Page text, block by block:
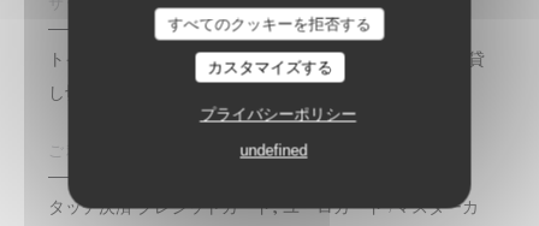
すべてのクッキーを拒否する
カスタマイズする
プライバシーポリシー
undefined
トイレと障害者アクセス, 取り除く, 無料の専用駐車場, 貸
し切り, テラス, バリアフリーアクセス, WI-FI
ご利用可能なお支払い方法
タッチ決済 クレジットカード, ユーロカード /マスターカ